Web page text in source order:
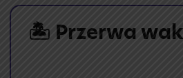
🏝️ Przerwa